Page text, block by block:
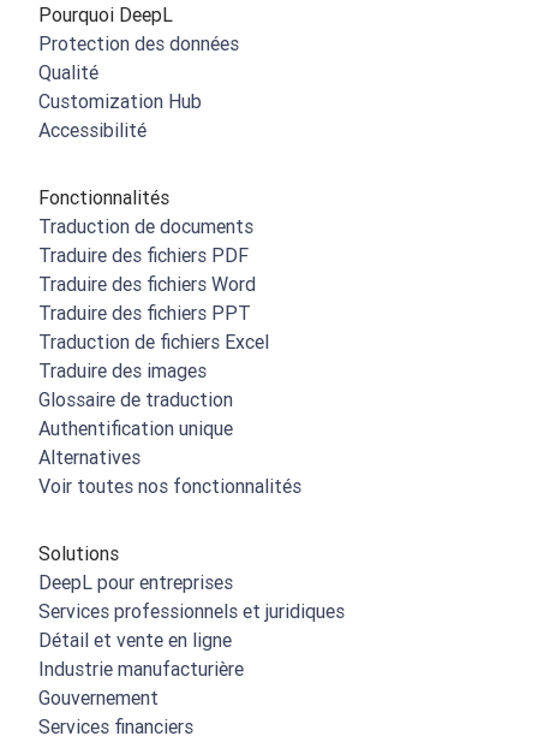
Pourquoi DeepL
Protection des données
Qualité
Customization Hub
Accessibilité
Fonctionnalités
Traduction de documents
Traduire des fichiers PDF
Traduire des fichiers Word
Traduire des fichiers PPT
Traduction de fichiers Excel
Traduire des images
Glossaire de traduction
Authentification unique
Alternatives
Voir toutes nos fonctionnalités
Solutions
DeepL pour entreprises
Services professionnels et juridiques
Détail et vente en ligne
Industrie manufacturière
Gouvernement
Services financiers